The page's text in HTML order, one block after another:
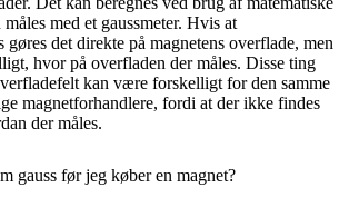
med et gaussmeter. Hvis at
gøres det direkte på magnetens overflade, men
hvor på overfladen der måles. Disse ting
kan være forskelligt for den samme
magnetforhandlere, fordi at der ikke findes
der måles.
gauss før jeg køber en magnet?​